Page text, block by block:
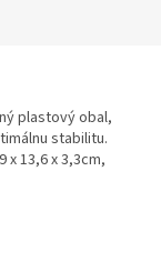
plastový obal,
stabilitu.
13,6 x 3,3cm,